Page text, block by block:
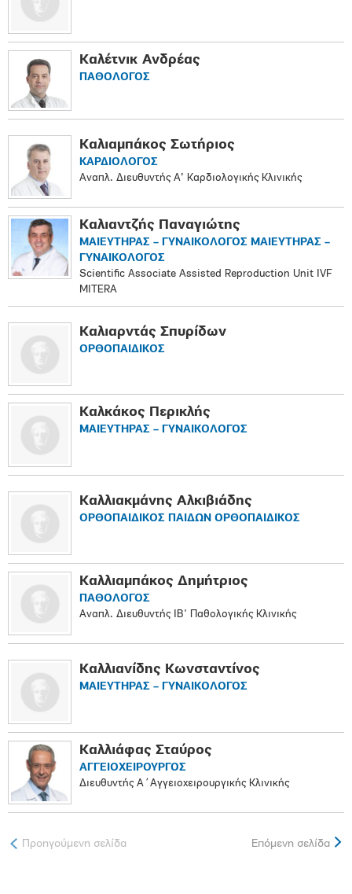
Καλέτνικ Ανδρέας
ΠΑΘΟΛΟΓΟΣ
Καλιαμπάκος Σωτήριος
ΚΑΡΔΙΟΛΟΓΟΣ
Αναπλ. Διευθυντής Α’ Καρδιολογικής Κλινικής
Καλιαντζής Παναγιώτης
ΜΑΙΕΥΤΗΡΑΣ – ΓΥΝΑΙΚΟΛΟΓΟΣ ΜΑΙΕΥΤΗΡΑΣ –
ΓΥΝΑΙΚΟΛΟΓΟΣ
Scientific Associate Assisted Reproduction Unit IVF
MITERA
Καλιαρντάς Σπυρίδων
ΟΡΘΟΠΑΙΔΙΚΟΣ
Καλκάκος Περικλής
ΜΑΙΕΥΤΗΡΑΣ – ΓΥΝΑΙΚΟΛΟΓΟΣ
Καλλιακμάνης Αλκιβιάδης
ΟΡΘΟΠΑΙΔΙΚΟΣ ΠΑΙΔΩΝ ΟΡΘΟΠΑΙΔΙΚΟΣ
Καλλιαμπάκος Δημήτριος
ΠΑΘΟΛΟΓΟΣ
Αναπλ. Διευθυντής ΙΒ' Παθολογικής Κλινικής
Καλλιανίδης Κωνσταντίνος
ΜΑΙΕΥΤΗΡΑΣ – ΓΥΝΑΙΚΟΛΟΓΟΣ
Καλλιάφας Σταύρος
ΑΓΓΕΙΟΧΕΙΡΟΥΡΓΟΣ
Διευθυντής Α΄Aγγειοχειρουργικής Κλινικής
Προηγούμενη σελίδα Επόμενη σελίδα